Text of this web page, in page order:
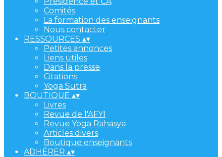
Comités
La formation des enseignants
Nous contacter
RESSOURCES ▴▾
Petites annonces
Liens utiles
Dans la presse
Citations
Yoga Sutra
BOUTIQUE ▴▾
Livres
Revue de l'AFYI
Revue Yoga Rahasya
Articles divers
Boutique enseignants
ADHÉRER ▴▾